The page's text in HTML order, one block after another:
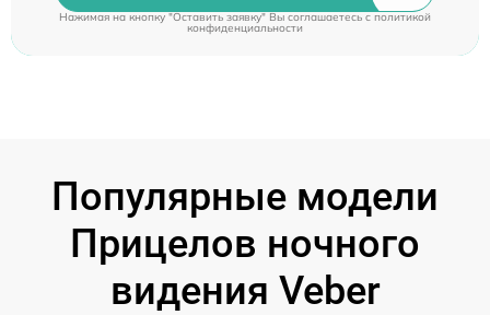
Нажимая на кнопку "Оставить заявку" Вы соглашаетесь cполитикой
конфиденциальности
Популярные модели
Прицелов ночного
видения Veber